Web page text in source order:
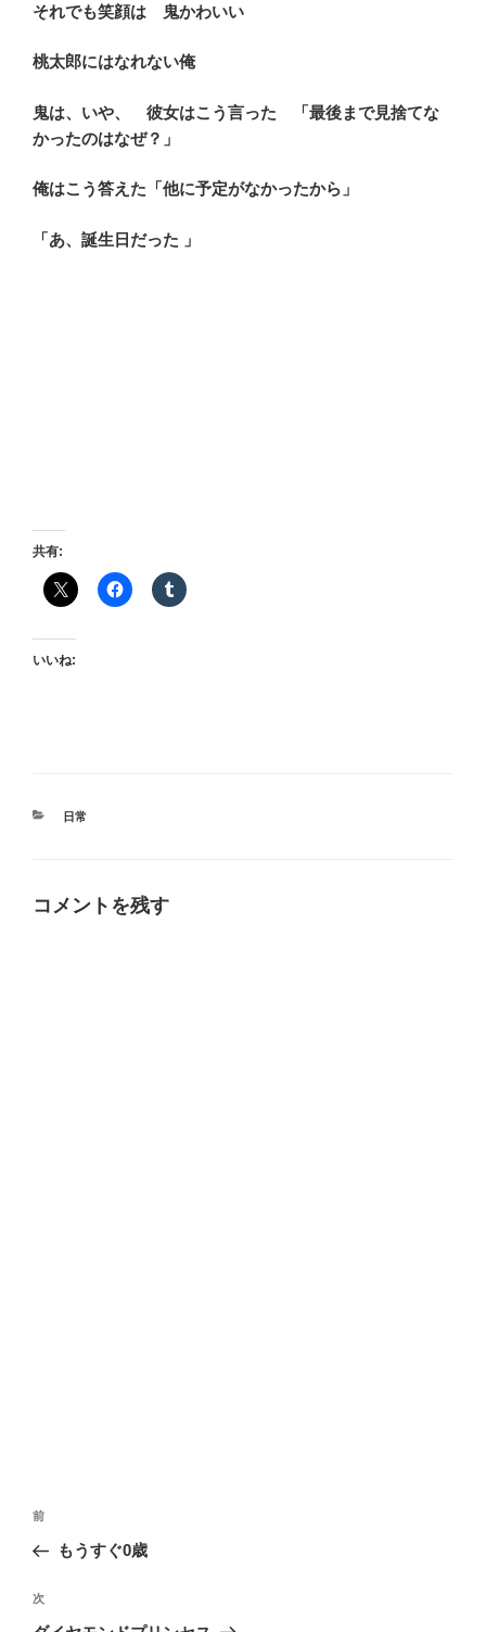
それでも笑顔は 鬼かわいい
桃太郎にはなれない俺
鬼は、いや、 彼女はこう言った 「最後まで見捨てな
かったのはなぜ？」
俺はこう答えた「他に予定がなかったから」
「あ、誕生日だった 」
共有:
いいね:
カ
日常
コメントを残す
投
ナ
ビ
ゲ
前
の
稿
前
もうすぐ0歳
次
の
次